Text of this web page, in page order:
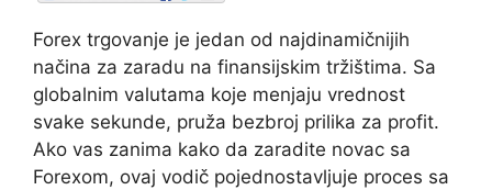
Forex trgovanje je jedan od najdinamičnijih
načina za zaradu na finansijskim tržištima. Sa
globalnim valutama koje menjaju vrednost
svake sekunde, pruža bezbroj prilika za profit.
Ako vas zanima kako da zaradite novac sa
Forexom, ovaj vodič pojednostavljuje proces sa